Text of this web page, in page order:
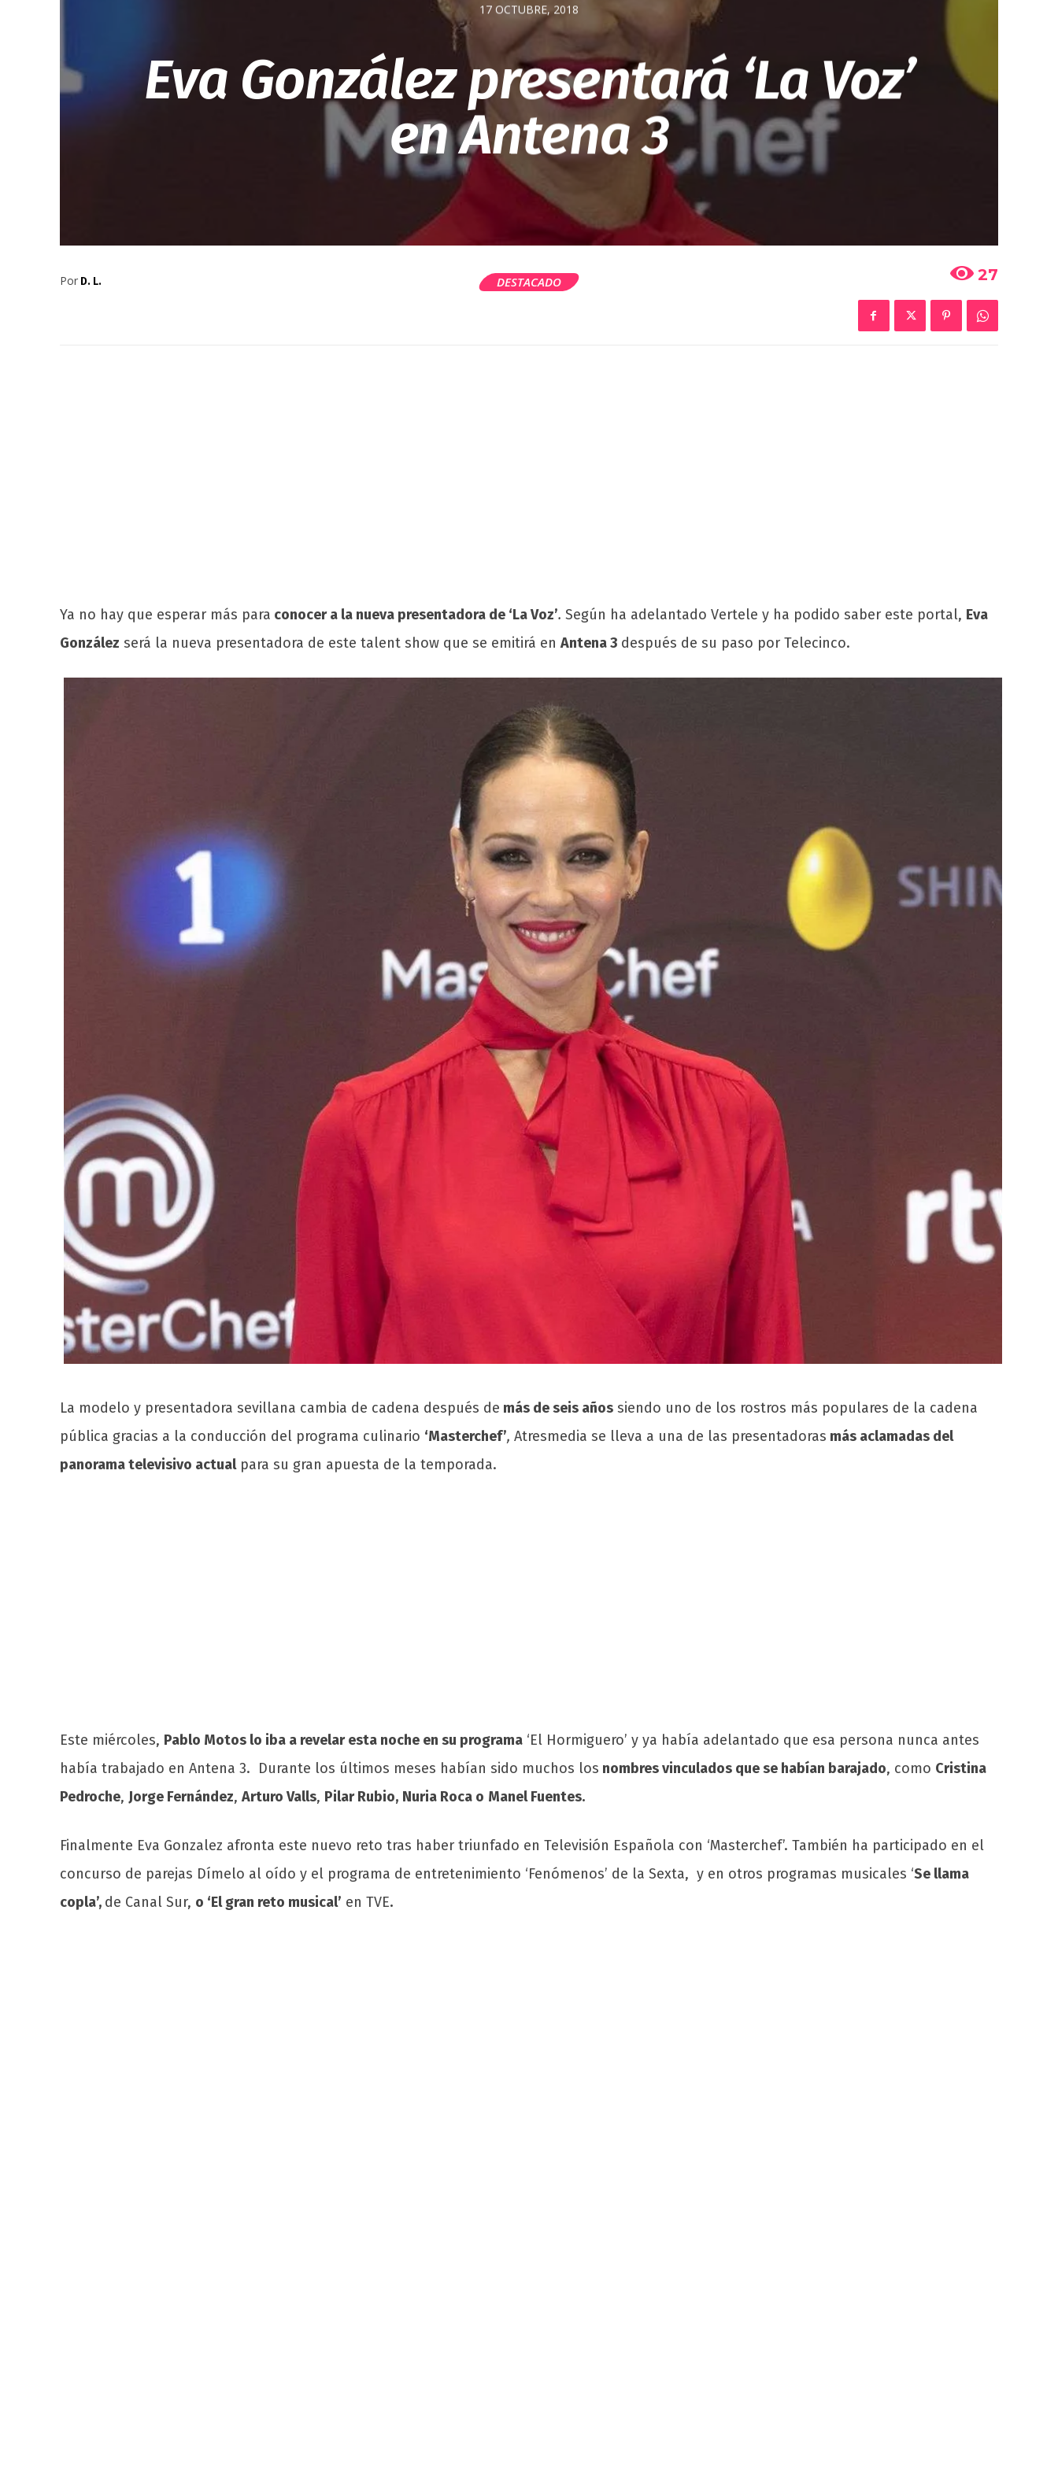
17 OCTUBRE, 2018
Eva González presentará ‘La Voz’
en Antena 3
Por D. L. DESTACADO 27
Ya no hay que esperar más para conocer a la nueva presentadora de ‘La Voz’. Según ha adelantado Vertele y ha podido saber este portal, Eva
González será la nueva presentadora de este talent show que se emitirá en Antena 3 después de su paso por Telecinco.
La modelo y presentadora sevillana cambia de cadena después de más de seis años siendo uno de los rostros más populares de la cadena
pública gracias a la conducción del programa culinario ‘Masterchef’, Atresmedia se lleva a una de las presentadoras más aclamadas del
panorama televisivo actualpara su gran apuesta de la temporada.
Este miércoles, Pablo Motos lo iba a revelar esta noche en su programa ‘El Hormiguero’ y ya había adelantado que esa persona nunca antes
había trabajado en Antena 3. Durante los últimos meses habían sido muchos los nombres vinculados que se habían barajado, como Cristina
Pedroche, Jorge Fernández, Arturo Valls, Pilar Rubio, Nuria Roca o Manel Fuentes.
Finalmente Eva Gonzalez afronta este nuevo reto tras haber triunfado en Televisión Española con ‘Masterchef’. También ha participado en el
concurso de parejas Dímelo al oído y el programa de entretenimiento ‘Fenómenos’ de la Sexta, y en otros programas musicales ‘Se llama
copla’, de Canal Sur, o ‘El gran reto musical’ en TVE.